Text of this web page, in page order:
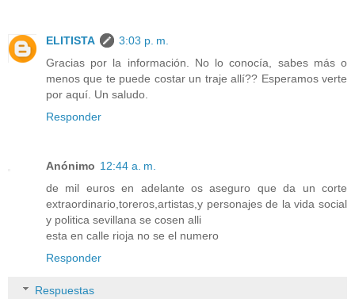
ELITISTA
3:03 p. m.
Gracias por la información. No lo conocía, sabes más o
menos que te puede costar un traje allí?? Esperamos verte
por aquí. Un saludo.
Responder
Anónimo 12:44 a. m.
de mil euros en adelante os aseguro que da un corte
extraordinario,toreros,artistas,y personajes de la vida social
y politica sevillana se cosen alli
esta en calle rioja no se el numero
Responder
Respuestas